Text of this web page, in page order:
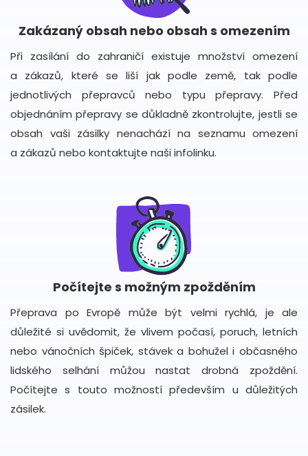
Zakázaný obsah nebo obsah s omezením
Při zasílání do zahraničí existuje množství omezení
a zákazů, které se liší jak podle země, tak podle
jednotlivých přepravců nebo typu přepravy. Před
objednáním přepravy se důkladně zkontrolujte, jestli se
obsah vaši zásilky nenachází na seznamu omezení
a zákazů nebo kontaktujte naši infolinku.
Počítejte s možným zpožděním
Přeprava po Evropě může být velmi rychlá, je ale
důležité si uvědomit, že vlivem počasí, poruch, letních
nebo vánočních špiček, stávek a bohužel i občasného
lidského selhání můžou nastat drobná zpoždění.
Počítejte s touto možností především u důležitých
zásilek.